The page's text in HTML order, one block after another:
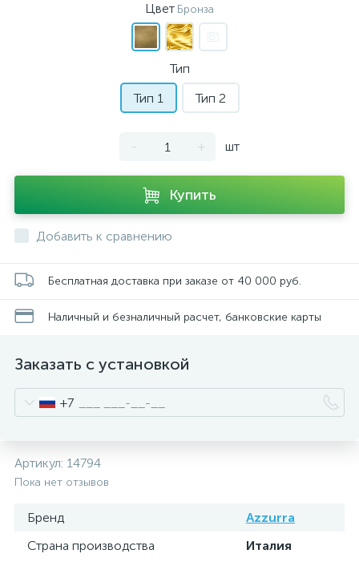
Цвет Бронза
Тип
Тип 1
Тип 2
- + шт
Купить
Добавить к сравнению
Бесплатная доставка при заказе от 40 000 руб.
Наличный и безналичный расчет, банковские карты
Заказать с установкой
+7
Артикул: 14794
Пока нет отзывов
Бренд
Azzurra
Страна производства
Италия